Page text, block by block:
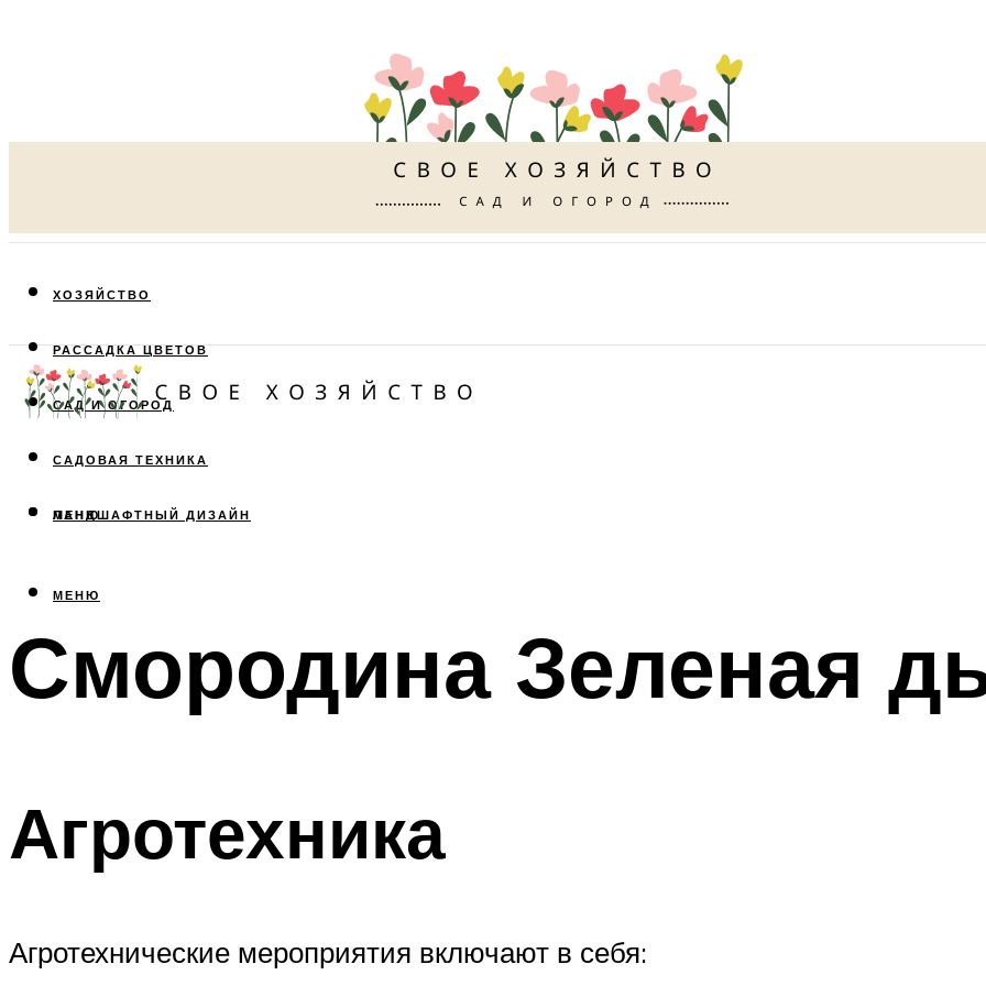
ХОЗЯЙСТВО
РАССАДКА ЦВЕТОВ
САД И ОГОРОД
САДОВАЯ ТЕХНИКА
ЛАНДШАФТНЫЙ ДИЗАЙН
МЕНЮ
МЕНЮ
Смородина Зеленая
Агротехника
Агротехнические мероприятия включают в себя: